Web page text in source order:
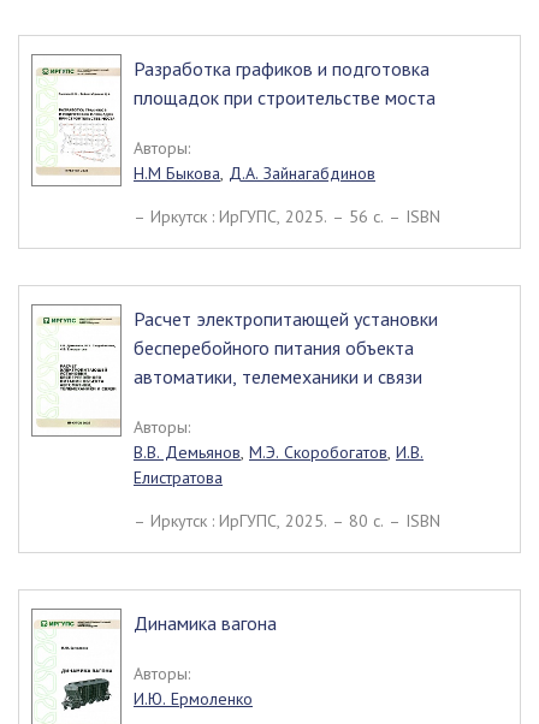
Разработка графиков и подготовка
площадок при строительстве моста
Авторы:
Н.М Быкова, Д.А. Зайнагабдинов
– Иркутск : ИрГУПС, 2025. – 56 c. – ISBN
Расчет электропитающей установки
бесперебойного питания объекта
автоматики, телемеханики и связи
Авторы:
В.В. Демьянов, М.Э. Скоробогатов, И.В.
Елистратова
– Иркутск : ИрГУПС, 2025. – 80 c. – ISBN
Динамика вагона
Авторы:
И.Ю. Ермоленко